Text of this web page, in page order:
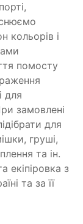
кольорів і
помосту
для
замовлені
для
груші,
та ін.
екіпіровка з
та за її